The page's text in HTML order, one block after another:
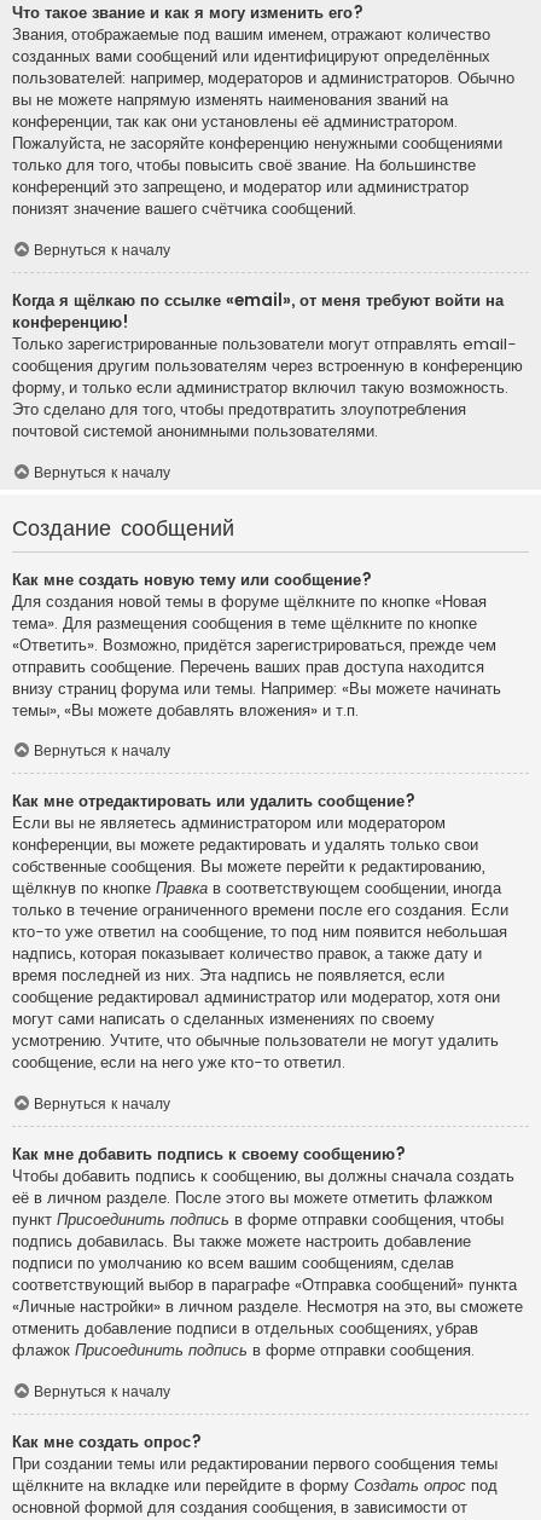
Что такое звание и как я могу изменить его?
Звания, отображаемые под вашим именем, отражают количество
созданных вами сообщений или идентифицируют определённых
пользователей: например, модераторов и администраторов. Обычно
вы не можете напрямую изменять наименования званий на
конференции, так как они установлены её администратором.
Пожалуйста, не засоряйте конференцию ненужными сообщениями
только для того, чтобы повысить своё звание. На большинстве
конференций это запрещено, и модератор или администратор
понизят значение вашего счётчика сообщений.
Вернуться к началу
Когда я щёлкаю по ссылке «email», от меня требуют войти на
конференцию!
Только зарегистрированные пользователи могут отправлять email-
сообщения другим пользователям через встроенную в конференцию
форму, и только если администратор включил такую возможность.
Это сделано для того, чтобы предотвратить злоупотребления
почтовой системой анонимными пользователями.
Вернуться к началу
Создание сообщений
Как мне создать новую тему или сообщение?
Для создания новой темы в форуме щёлкните по кнопке «Новая
тема». Для размещения сообщения в теме щёлкните по кнопке
«Ответить». Возможно, придётся зарегистрироваться, прежде чем
отправить сообщение. Перечень ваших прав доступа находится
внизу страниц форума или темы. Например: «Вы можете начинать
темы», «Вы можете добавлять вложения» и т.п.
Вернуться к началу
Как мне отредактировать или удалить сообщение?
Если вы не являетесь администратором или модератором
конференции, вы можете редактировать и удалять только свои
собственные сообщения. Вы можете перейти к редактированию,
щёлкнув по кнопке Правка в соответствующем сообщении, иногда
только в течение ограниченного времени после его создания. Если
кто-то уже ответил на сообщение, то под ним появится небольшая
надпись, которая показывает количество правок, а также дату и
время последней из них. Эта надпись не появляется, если
сообщение редактировал администратор или модератор, хотя они
могут сами написать о сделанных изменениях по своему
усмотрению. Учтите, что обычные пользователи не могут удалить
сообщение, если на него уже кто-то ответил.
Вернуться к началу
Как мне добавить подпись к своему сообщению?
Чтобы добавить подпись к сообщению, вы должны сначала создать
её в личном разделе. После этого вы можете отметить флажком
пункт Присоединить подпись в форме отправки сообщения, чтобы
подпись добавилась. Вы также можете настроить добавление
подписи по умолчанию ко всем вашим сообщениям, сделав
соответствующий выбор в параграфе «Отправка сообщений» пункта
«Личные настройки» в личном разделе. Несмотря на это, вы сможете
отменить добавление подписи в отдельных сообщениях, убрав
флажок Присоединить подпись в форме отправки сообщения.
Вернуться к началу
Как мне создать опрос?
При создании темы или редактировании первого сообщения темы
щёлкните на вкладке или перейдите в форму Создать опрос под
основной формой для создания сообщения, в зависимости от